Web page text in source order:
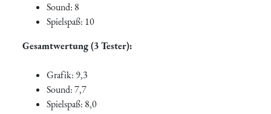
Sound: 8
Spielspaß: 10
Gesamtwertung (3 Tester):
Grafik: 9,3
Sound: 7,7
Spielspaß: 8,0